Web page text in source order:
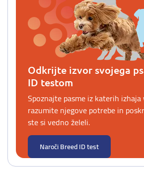
Odkrijte izvor svojega
ID testom
Spoznajte pasme iz katerih izhaja
razumite njegove potrebe in
ste si vedno želeli.
Naroči Breed ID test